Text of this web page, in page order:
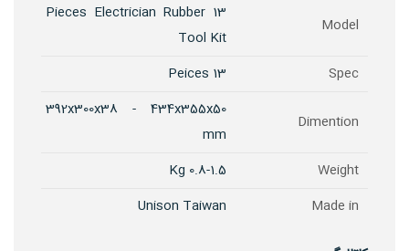
Model
13 Pieces Electrician Rubber
Tool Kit
Spec
13 Peices
Dimention
392x300x38 - 434x355x50
mm
Weight
0.8-1.5 Kg
Made in
Unison Taiwan